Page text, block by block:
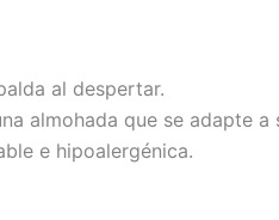
al despertar.
almohada que se adapte
e hipoalergénica.